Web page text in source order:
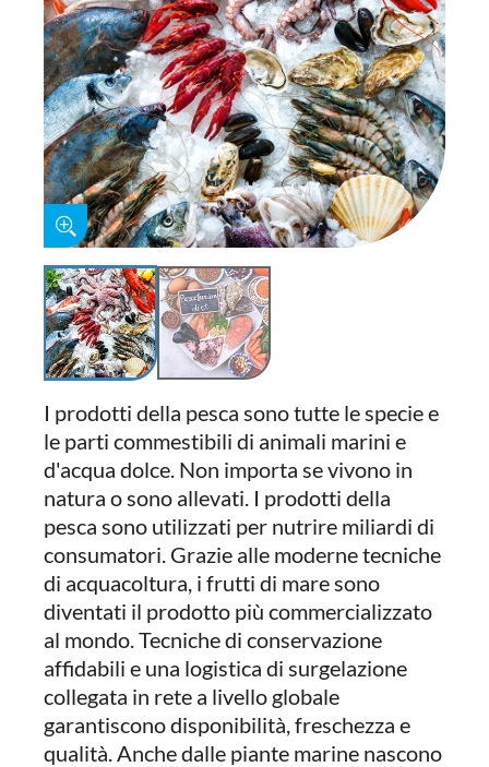
I prodotti della pesca sono tutte le specie e
le parti commestibili di animali marini e
d'acqua dolce. Non importa se vivono in
natura o sono allevati. I prodotti della
pesca sono utilizzati per nutrire miliardi di
consumatori. Grazie alle moderne tecniche
di acquacoltura, i frutti di mare sono
diventati il prodotto più commercializzato
al mondo. Tecniche di conservazione
affidabili e una logistica di surgelazione
collegata in rete a livello globale
garantiscono disponibilità, freschezza e
qualità. Anche dalle piante marine nascono